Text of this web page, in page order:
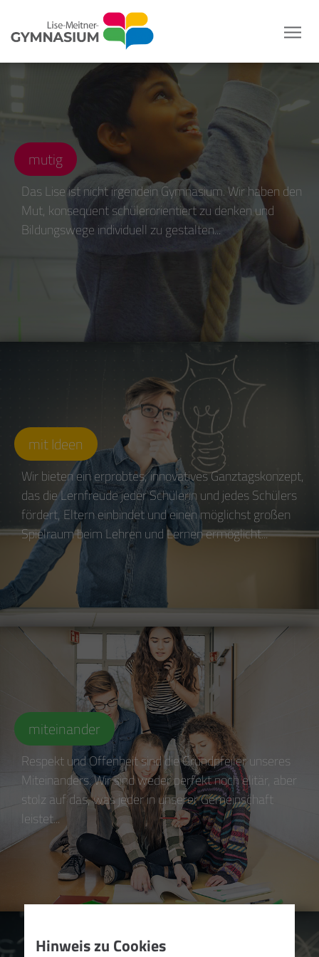
mutig
Das Lise ist nicht irgendein Gymnasium. Wir haben den
Mut, konsequent schülerorientiert zu denken und
Bildungswege individuell zu gestalten...
mit Ideen
Wir bieten ein erprobtes, innovatives Ganztagskonzept,
das die Lernfreude jeder Schülerin und jedes Schülers
fördert, Eltern einbindet und einen möglichst großen
Spielraum beim Lehren und Lernen ermöglicht...
miteinander
Respekt und Offenheit sind die Grundpfeiler unseres
Miteinanders. Wir sind weder perfekt noch elitär, aber
stolz auf das, was jeder in unserer Gemeinschaft
leistet...
Hinweis zu Cookies